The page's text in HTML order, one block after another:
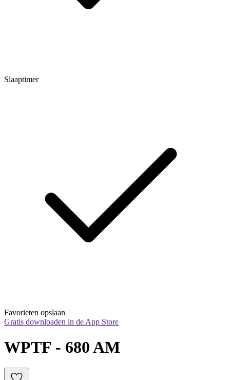
Slaaptimer
Favorieten opslaan
Gratis downloaden in de App Store
WPTF - 680 AM